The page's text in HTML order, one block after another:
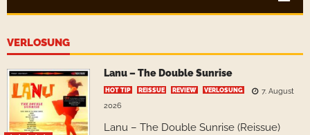
VERLOSUNG
Lanu – The Double Sunrise
HOT TIP REISSUE REVIEW VERLOSUNG
7. August
2026
Lanu – The Double Sunrise (Reissue)